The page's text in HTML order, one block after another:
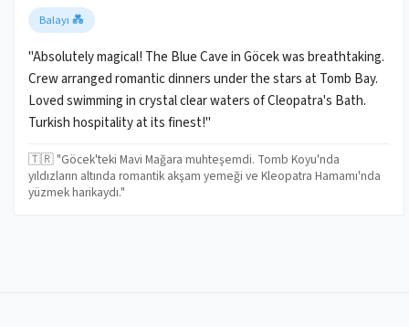
Balayı 💑
"Absolutely magical! The Blue Cave in Göcek was breathtaking.
Crew arranged romantic dinners under the stars at Tomb Bay.
Loved swimming in crystal clear waters of Cleopatra's Bath.
Turkish hospitality at its finest!"
🇹🇷 "Göcek'teki Mavi Mağara muhteşemdi. Tomb Koyu'nda
yıldızların altında romantik akşam yemeği ve Kleopatra Hamamı'nda
yüzmek harikaydı."